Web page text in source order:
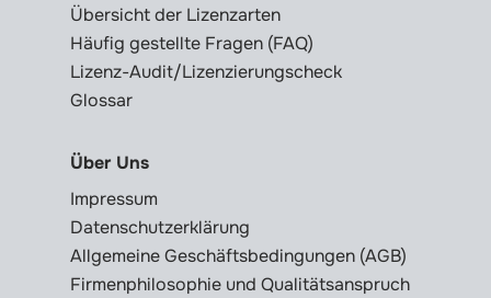
Übersicht der Lizenzarten
Häufig gestellte Fragen (FAQ)
Lizenz-Audit/Lizenzierungscheck
Glossar
Über Uns
Impressum
Datenschutzerklärung
Allgemeine Geschäftsbedingungen (AGB)
Firmenphilosophie und Qualitätsanspruch